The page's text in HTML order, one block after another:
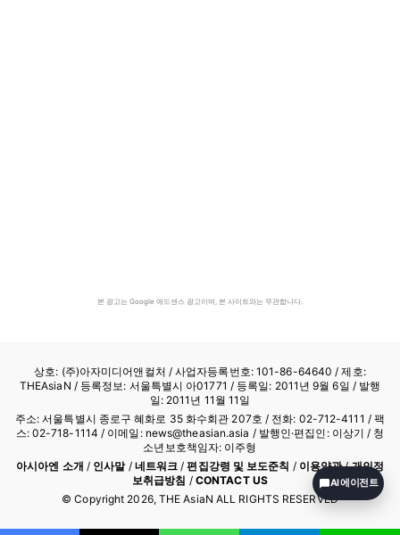
본 광고는 Google 애드센스 광고이며, 본 사이트와는 무관합니다.
상호: (주)아자미디어앤컬처 /사업자등록번호: 101-86-64640 / 제호:
THEAsiaN / 등록정보: 서울특별시 아01771 / 등록일: 2011년 9월 6일 / 발행
일: 2011년 11월 11일
주소: 서울특별시 종로구 혜화로 35 화수회관 207호 / 전화: 02-712-4111 / 팩
스: 02-718-1114 / 이메일: news@theasian.asia / 발행인·편집인: 이상기 / 청
소년보호책임자: 이주형
아시아엔 소개 / 인사말/ 네트워크 /편집강령 및 보도준칙 / 이용약관/개인정
보취급방침 / CONTACT US
© Copyright 2026, THE AsiaN ALL RIGHTS RESERVED
AI 에이전트